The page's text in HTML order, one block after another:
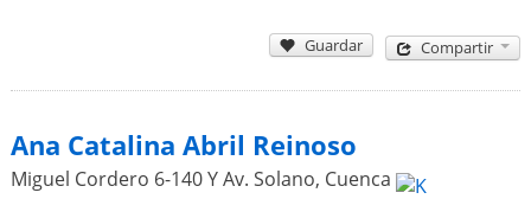
Guardar Compartir
Ana Catalina Abril Reinoso
Miguel Cordero 6-140 Y Av. Solano, Cuenca